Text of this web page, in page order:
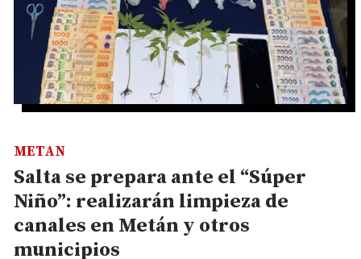
Salta se prepara ante el “Súper
Niño”: realizarán limpieza de
canales en Metán y otros
municipios
METAN